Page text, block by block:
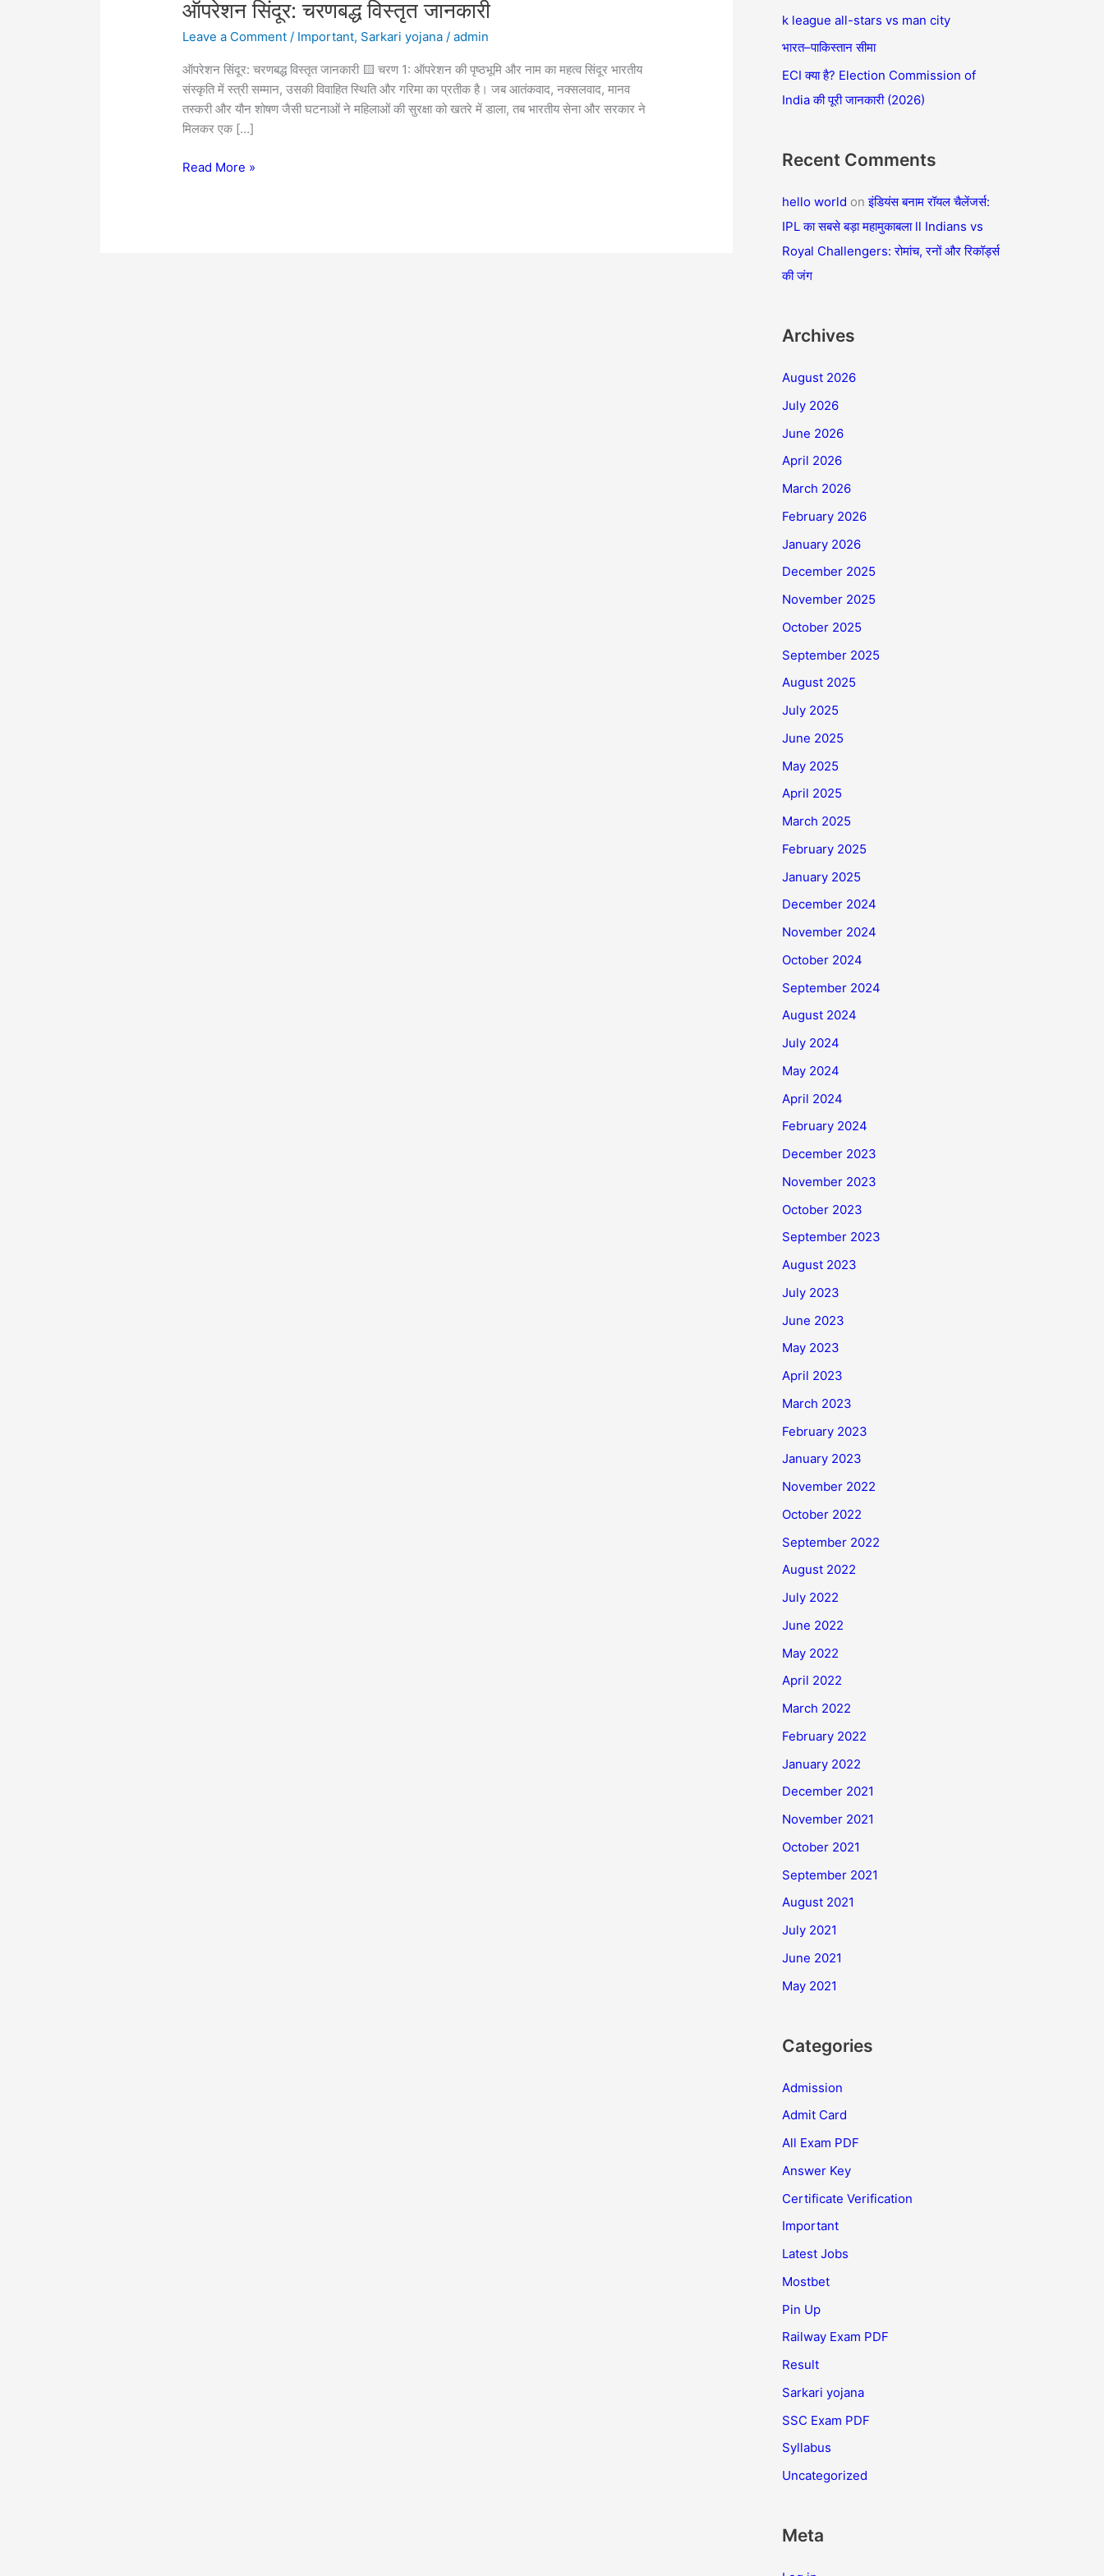
ऑपरेशन सिंदूर: चरणबद्ध विस्तृत जानकारी
Leave a Comment / Important, Sarkari yojana /admin
ऑपरेशन सिंदूर: चरणबद्ध विस्तृत जानकारी 🟨 चरण 1: ऑपरेशन की पृष्ठभूमि और नाम का महत्व सिंदूर भारतीय
संस्कृति में स्त्री सम्मान, उसकी विवाहित स्थिति और गरिमा का प्रतीक है। जब आतंकवाद, नक्सलवाद, मानव
तस्करी और यौन शोषण जैसी घटनाओं ने महिलाओं की सुरक्षा को खतरे में डाला, तब भारतीय सेना और सरकार ने
मिलकर एक […]
ऑपरेशन
चरणबद्ध
विस्तृत
जानकारी
Read More »
o
r
:
k league all-stars vs man city
भारत–पाकिस्तान सीमा
ECI क्या है? Election Commission of
India की पूरी जानकारी (2026)
Recent Comments
hello world onइंडियंस बनाम रॉयल चैलेंजर्स:
IPL का सबसे बड़ा महामुकाबला ll Indians vs
Royal Challengers: रोमांच, रनों और रिकॉर्ड्स
की जंग
Archives
August 2026
July 2026
June 2026
April 2026
March 2026
February 2026
January 2026
December 2025
November 2025
October 2025
September 2025
August 2025
July 2025
June 2025
May 2025
April 2025
March 2025
February 2025
January 2025
December 2024
November 2024
October 2024
September 2024
August 2024
July 2024
May 2024
April 2024
February 2024
December 2023
November 2023
October 2023
September 2023
August 2023
July 2023
June 2023
May 2023
April 2023
March 2023
February 2023
January 2023
November 2022
October 2022
September 2022
August 2022
July 2022
June 2022
May 2022
April 2022
March 2022
February 2022
January 2022
December 2021
November 2021
October 2021
September 2021
August 2021
July 2021
June 2021
May 2021
Categories
Admission
Admit Card
All Exam PDF
Answer Key
Certificate Verification
Important
Latest Jobs
Mostbet
Pin Up
Railway Exam PDF
Result
Sarkari yojana
SSC Exam PDF
Syllabus
Uncategorized
Meta